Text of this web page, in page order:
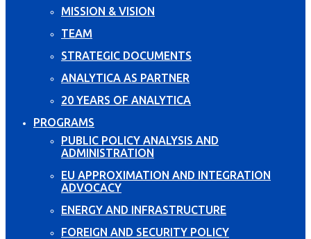
MISSION & VISION
TEAM
STRATEGIC DOCUMENTS
ANALYTICA AS PARTNER
20 YEARS OF ANALYTICA
PROGRAMS
PUBLIC POLICY ANALYSIS AND
ADMINISTRATION
EU APPROXIMATION AND INTEGRATION
ADVOCACY
ENERGY AND INFRASTRUCTURE
FOREIGN AND SECURITY POLICY